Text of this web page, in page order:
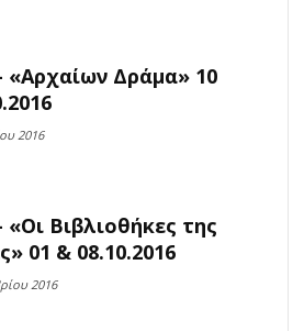
«Αρχαίων Δράμα» 10
2016
«Οι Βιβλιοθήκες της
01 & 08.10.2016
2016